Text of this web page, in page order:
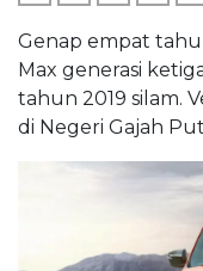
Genap empat
Max generasi
tahun 2019 silam.
di Negeri Gajah